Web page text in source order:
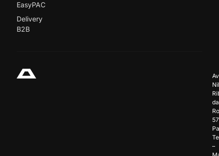
EasyPAC
Delivery
B2B
da
–